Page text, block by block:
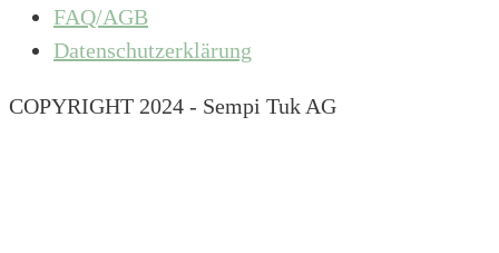
FAQ/AGB
Datenschutzerklärung
COPYRIGHT 2024 - Sempi Tuk AG